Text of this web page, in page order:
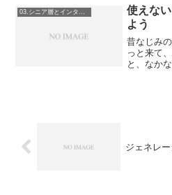
６０代前
03.シニア層とインターネット
使えな
よう
昔なじみ
っと来て
と、なか
ジェネレ